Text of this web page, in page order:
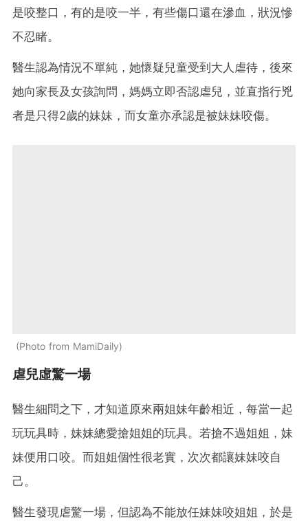
是咬整口，有的是咬一半，有些傷口還在滲血，狀況慘
不忍睹。
醫生認為情況不單純，她懷疑兒童受到大人虐待，後來
她向家長及女孩詢問，媽媽立即否認虐兒，並直指行兇
者是只得2歲的妹妹，而女童亦承認是被妹妹咬傷。
Photo from MamiDaily
虐兒虛驚一場
醫生細問之下，才知道原來兩姐妹年齡相近，每當一起
玩玩具時，妹妹總愛搶姐姐的玩具。若搶不過姐姐，妹
妹便用口咬。而姐姐個性很老實，次次都讓妹妹咬自
己。
醫生發現虐驚一場，但認為不能放任妹妹咬姐姐，於是